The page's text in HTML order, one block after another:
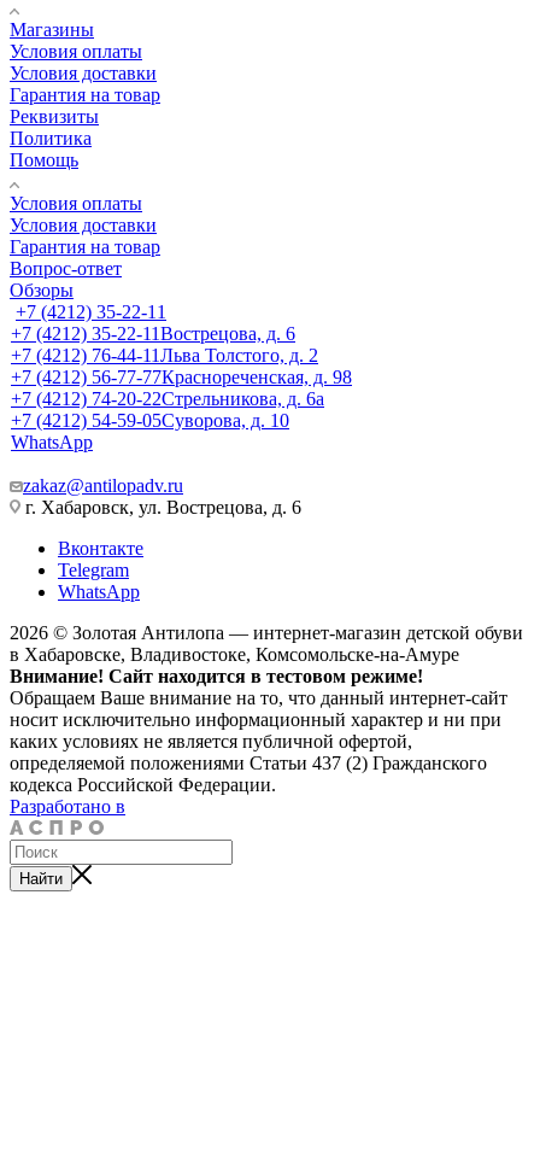
Магазины
Условия оплаты
Условия доставки
Гарантия на товар
Реквизиты
Политика
Помощь
Условия оплаты
Условия доставки
Гарантия на товар
Вопрос-ответ
Обзоры
+7 (4212) 35-22-11
+7 (4212) 35-22-11Вострецова, д. 6
+7 (4212) 76-44-11Льва Толстого, д. 2
+7 (4212) 56-77-77Краснореченская, д. 98
+7 (4212) 74-20-22Стрельникова, д. 6а
+7 (4212) 54-59-05Суворова, д. 10
WhatsApp
zakaz@antilopadv.ru
г. Хабаровск, ул. Вострецова, д. 6
Вконтакте
Telegram
WhatsApp
2026 © Золотая Антилопа — интернет-магазин детской обуви
в Хабаровске, Владивостоке, Комсомольске-на-Амуре
Внимание! Сайт находится в тестовом режиме!
Обращаем Ваше внимание на то, что данный интернет-сайт
носит исключительно информационный характер и ни при
каких условиях не является публичной офертой,
определяемой положениями Статьи 437 (2) Гражданского
кодекса Российской Федерации.
Разработано в
Найти